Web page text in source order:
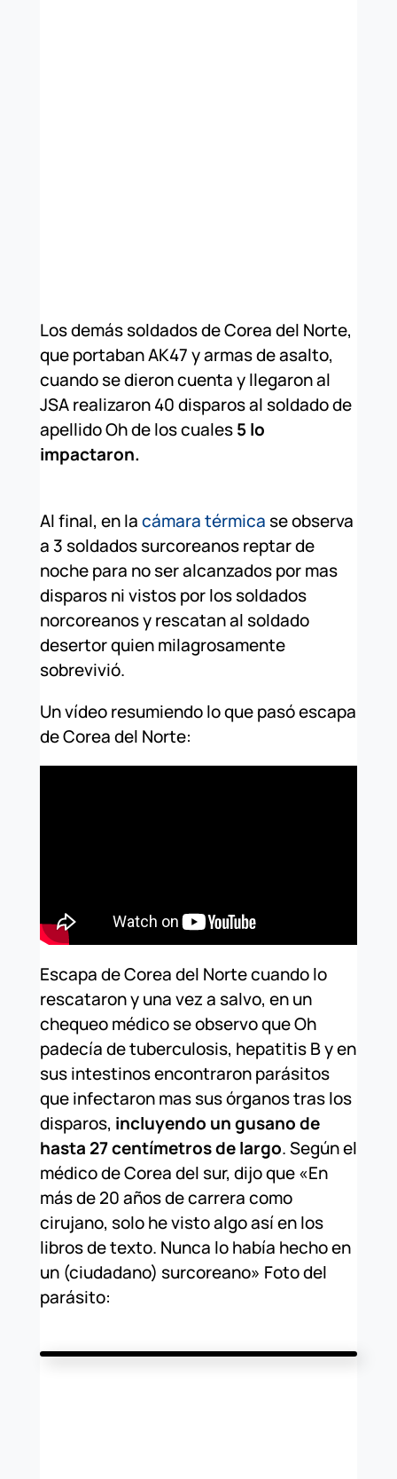
Los demás soldados de Corea del Norte,
que portaban AK47 y armas de asalto,
cuando se dieron cuenta y llegaron al
JSA realizaron 40 disparos al soldado de
apellido Oh de los cuales5 lo
impactaron.
Al final, en lacámara térmica se observa
a 3 soldados surcoreanos reptar de
noche para no ser alcanzados por mas
disparos ni vistos por los soldados
norcoreanos y rescatan al soldado
desertor quien milagrosamente
sobrevivió.
Un vídeo resumiendo lo que pasó escapa
de Corea del Norte:
Escapa de Corea del Norte cuando lo
rescataron y una vez a salvo, en un
chequeo médico se observo que Oh
padecía de tuberculosis, hepatitis B y en
sus intestinos encontraron parásitos
que infectaron mas sus órganos tras los
disparos, incluyendo un gusano de
hasta 27 centímetros de largo. Según el
médico de Corea del sur, dijo que «En
más de 20 años de carrera como
cirujano, solo he visto algo así en los
libros de texto. Nunca lo había hecho en
un (ciudadano) surcoreano» Foto del
parásito: